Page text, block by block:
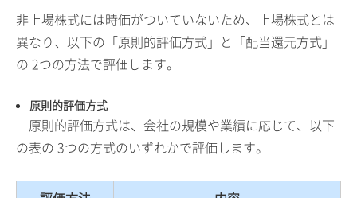
非上場株式には時価がついていないため、上場株式とは
異なり、以下の「原則的評価方式」と「配当還元方式」
の 2つの方法で評価します。
原則的評価方式
原則的評価方式は、会社の規模や業績に応じて、以下
の表の 3つの方式のいずれかで評価します。